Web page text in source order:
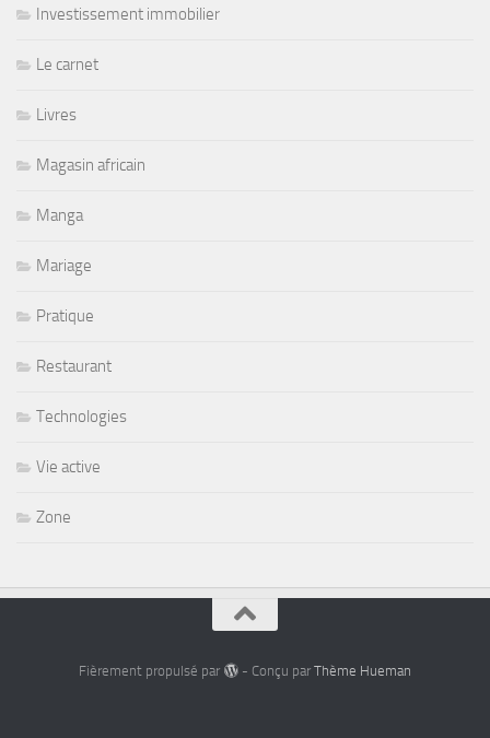
Investissement immobilier
Le carnet
Livres
Magasin africain
Manga
Mariage
Pratique
Restaurant
Technologies
Vie active
Zone
Fièrement propulsé par - Conçu par Thème Hueman